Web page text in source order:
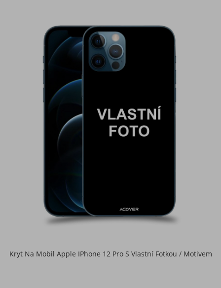
Kryt Na Mobil Apple IPhone 12 Pro S Vlastní Fotkou / Motivem